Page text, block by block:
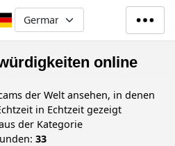
Direkt zum Inhalt
Select your language
online
der Welt ansehen, in denen
in Echtzeit gezeigt
der Kategorie
33